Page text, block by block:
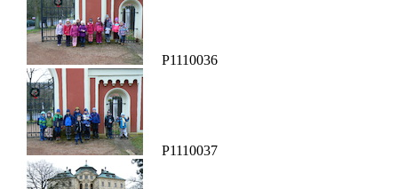
P1110036
P1110037